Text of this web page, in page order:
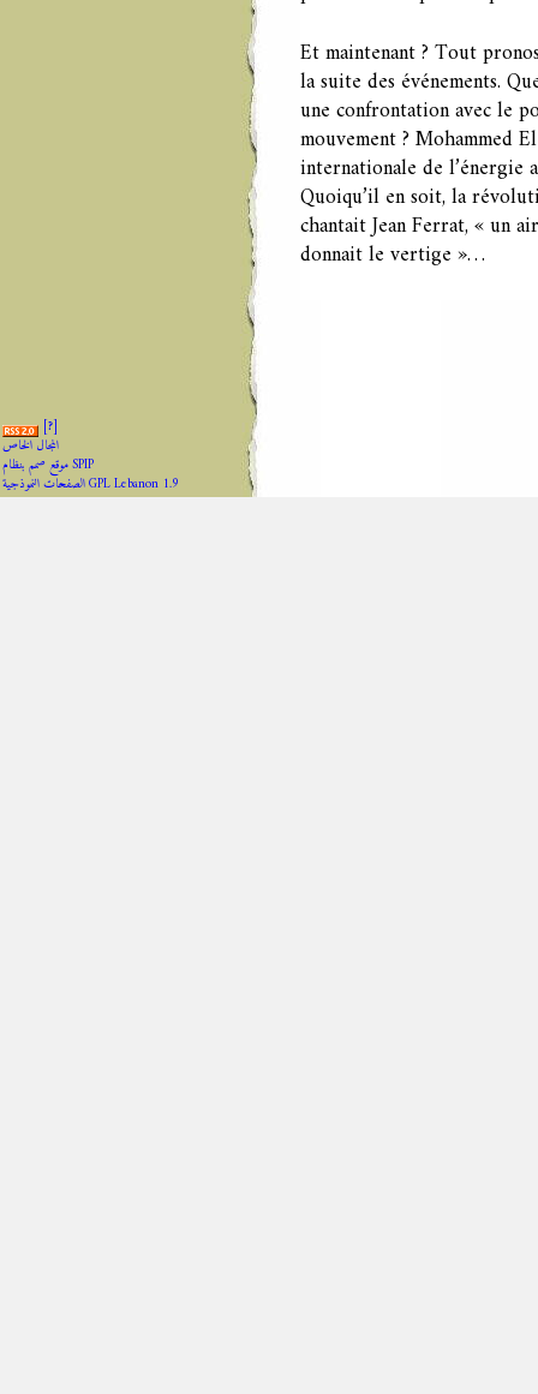
Et maintenant ? Tout
la suite des événements.
une confrontation avec le
mouvement ? Mohammed
internationale de l’énergie
Quoiqu’il en soit, la
chantait Jean Ferrat, « un
donnait le vertige »…
[?]
المجال الخاص
موقع صمم بنظام SPIP
الصفحات النموذجية GPL Lebanon 1.9